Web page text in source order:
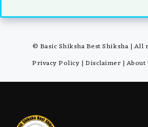
© Basic Shiksha Best Shiksha | All
Privacy Policy |Disclaimer | About